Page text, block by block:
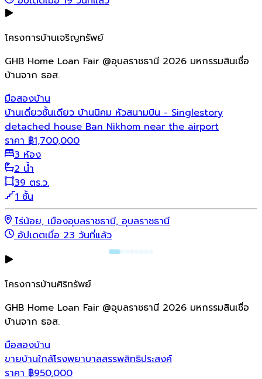
โครงการบ้านเจริญทรัพย์
GHB Home Loan Fair @อุบลราชธานี 2026 มหกรรมสินเชื่อ
บ้านจาก ธอส.
มือสองบ้าน
บ้านเดี่ยวชั้นเดียว บ้านนิคม หัวสนามบิน - Singlestory
detached house Ban Nikhom near the airport
ราคา ฿1,700,000
3 ห้อง
2 น้ำ
39 ตร.ว.
1 ชั้น
ไร่น้อย, เมืองอุบลราชธานี, อุบลราชธานี
อัปเดตเมื่อ 23 วันที่แล้ว
โครงการบ้านศิริทรัพย์
GHB Home Loan Fair @อุบลราชธานี 2026 มหกรรมสินเชื่อ
บ้านจาก ธอส.
มือสองบ้าน
ขายบ้านใกล้โรงพยาบาลสรรพสิทธิประสงค์
ราคา ฿950,000